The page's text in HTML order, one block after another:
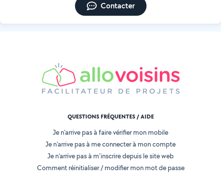
Contacter
QUESTIONS FRÉQUENTES / AIDE
Je n'arrive pas à faire vérifier mon mobile
Je n'arrive pas à me connecter à mon compte
Je n'arrive pas à m'inscrire depuis le site web
Comment réinitialiser / modifier mon mot de passe